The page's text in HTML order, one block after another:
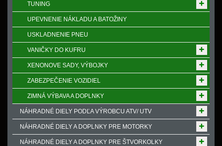
TUNING
UPEVNENIE NÁKLADU A BATOŽINY
USKLADNENIE PNEU
VANIČKY DO KUFRU
XENONOVE SADY, VÝBOJKY
ZABEZPEČENIE VOZIDIEL
ZIMNÁ VÝBAVA A DOPLNKY
NÁHRADNÉ DIELY PODĽA VÝROBCU ATV/ UTV
NÁHRADNÉ DIELY A DOPLNKY PRE MOTORKY
NÁHRADNÉ DIELY A DOPLNKY PRE ŠTVORKOLKY